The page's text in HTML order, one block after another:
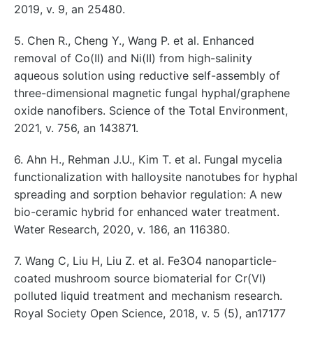
2019, v. 9, an 25480.
5. Chen R., Cheng Y., Wang P. et al. Enhanced
removal of Co(II) and Ni(II) from high-salinity
aqueous solution using reductive self-assembly of
three-dimensional magnetic fungal hyphal/graphene
oxide nanofibers. Science of the Total Environment,
2021, v. 756, an 143871.
6. Ahn H., Rehman J.U., Kim T. et al. Fungal mycelia
functionalization with halloysite nanotubes for hyphal
spreading and sorption behavior regulation: A new
bio-ceramic hybrid for enhanced water treatment.
Water Research, 2020, v. 186, an 116380.
7. Wang C, Liu H, Liu Z. et al. Fe3O4 nanoparticle-
coated mushroom source biomaterial for Cr(VI)
polluted liquid treatment and mechanism research.
Royal Society Open Science, 2018, v. 5 (5), an17177